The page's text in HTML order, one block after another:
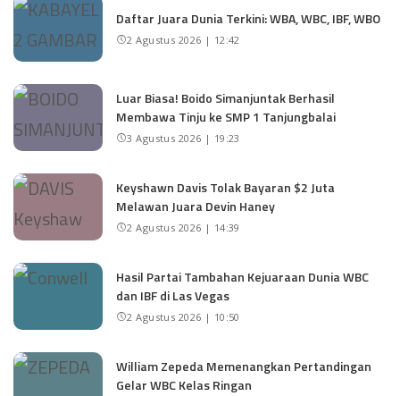
Daftar Juara Dunia Terkini: WBA, WBC, IBF, WBO
2 Agustus 2026 | 12:42
Luar Biasa! Boido Simanjuntak Berhasil
Membawa Tinju ke SMP 1 Tanjungbalai
3 Agustus 2026 | 19:23
Keyshawn Davis Tolak Bayaran $2 Juta
Melawan Juara Devin Haney
2 Agustus 2026 | 14:39
Hasil Partai Tambahan Kejuaraan Dunia WBC
dan IBF di Las Vegas
2 Agustus 2026 | 10:50
William Zepeda Memenangkan Pertandingan
Gelar WBC Kelas Ringan